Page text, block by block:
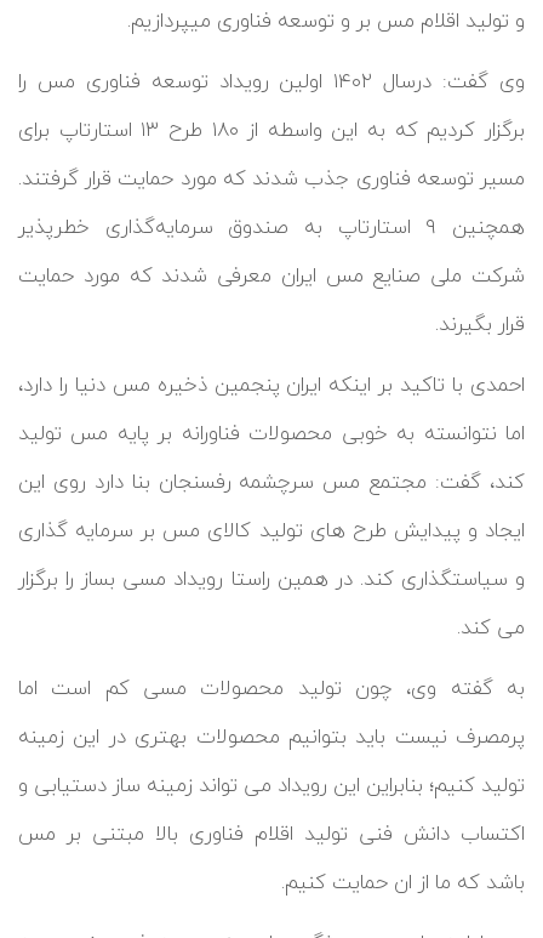
و تولید اقلام مس بر و توسعه فناوری میپردازیم.
وی گفت: درسال ۱۴۰۲ اولین رویداد توسعه فناوری مس را
برگزار کردیم که به این واسطه از ۱۸۰ طرح ۱۳ استارتاپ برای
مسیر توسعه فناوری جذب شدند که مورد حمایت قرار گرفتند.
همچنین ۹ استارتاپ به صندوق سرمایه‌گذاری خطرپذیر
شرکت ملی صنایع مس ایران معرفی شدند که مورد حمایت
قرار بگیرند.
احمدی با تاکید بر اینکه ایران پنجمین ذخیره مس دنیا را دارد،
اما نتوانسته به خوبی محصولات فناورانه بر پایه مس تولید
کند، گفت: مجتمع مس سرچشمه رفسنجان بنا دارد روی این
ایجاد و پیدایش طرح های تولید کالای مس بر سرمایه گذاری
و سیاستگذاری کند. در همین راستا رویداد مسی بساز را برگزار
می کند.
به گفته وی، چون تولید محصولات مسی کم است اما
پرمصرف نیست باید بتوانیم محصولات بهتری در این زمینه
تولید کنیم؛ بنابراین این رویداد می تواند زمینه ساز دستیابی و
اکتساب دانش فنی تولید اقلام فناوری بالا مبتنی بر مس
باشد که ما از ان حمایت کنیم.